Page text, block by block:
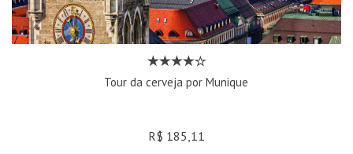
Tour da cerveja por Munique
R$ 185,11